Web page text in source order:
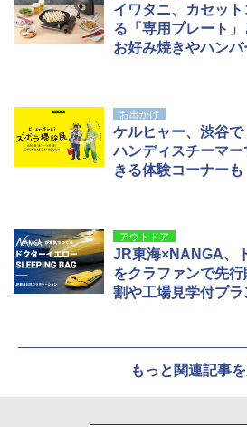
イワタニ、カセッ
る「専用プレート」
お好み焼きやハン
お出かけ
ケルヒャー、渋谷で
ハンディスチーマ
きる体験コーナーも
アウトドア
JR東海×NANGA、
をクラファンで先
割や工場見学付プラ
もっと関連記事